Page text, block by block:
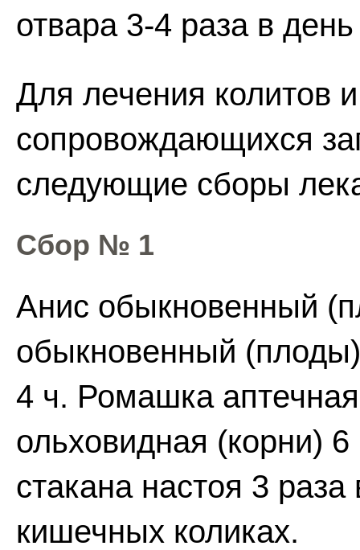
отвара 3-4 раза в
Для лечения колитов
сопровождающихся
следующие сборы
Сбор № 1
Анис обыкновенный
обыкновенный
4 ч. Ромашка
ольховидная (корни)
стакана настоя 3
кишечных коликах.